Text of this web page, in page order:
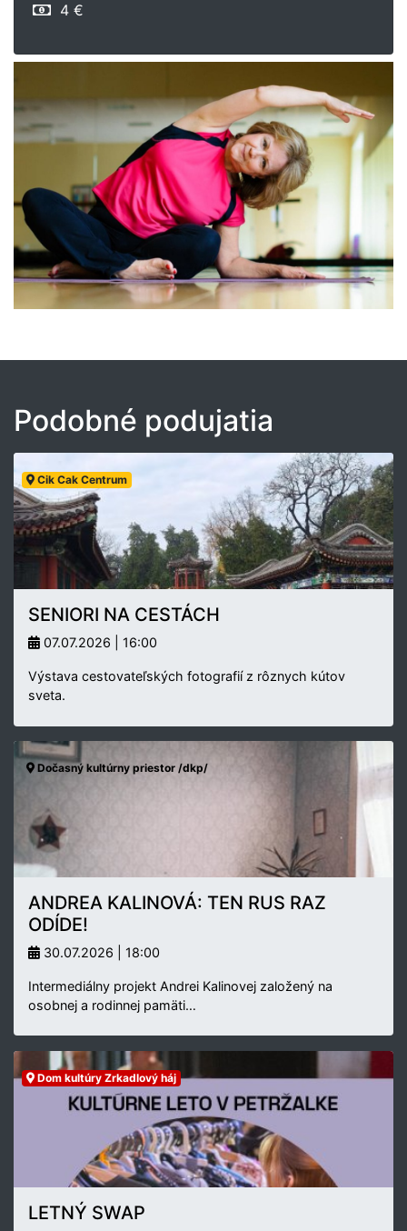
4 €
Podobné podujatia
Cik Cak Centrum
SENIORI NA CESTÁCH
07.07.2026 | 16:00
Výstava cestovateľských fotografií z rôznych kútov
sveta.
Dočasný kultúrny priestor /dkp/
ANDREA KALINOVÁ: TEN RUS RAZ
ODÍDE!
30.07.2026 | 18:00
Intermediálny projekt Andrei Kalinovej založený na
osobnej a rodinnej pamäti…
Dom kultúry Zrkadlový háj
LETNÝ SWAP